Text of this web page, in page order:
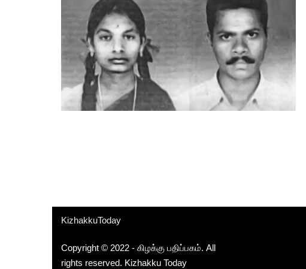
KizhakkuToday
Copyright © 2022 - கிழக்கு பதிப்பகம். All
rights reserved. Kizhakku Today